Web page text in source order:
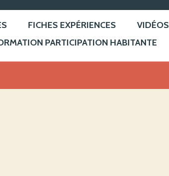
FICHES EXPÉRIENCES VIDÉOS
PARTICIPATION HABITANTE